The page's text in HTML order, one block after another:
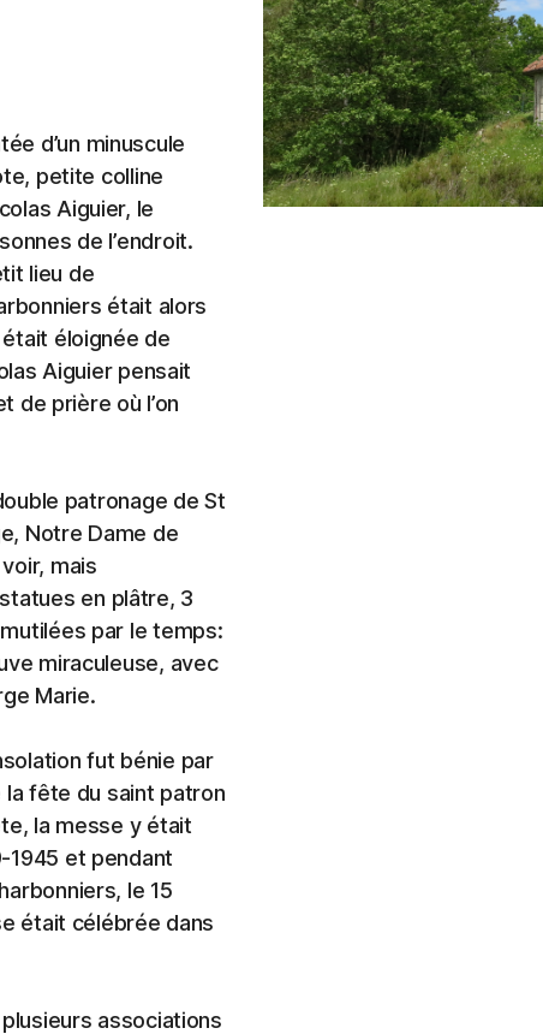
d’un minuscule
petite colline
Aiguier, le
de l’endroit.
lieu de
était alors
éloignée de
Aiguier pensait
de prière où l’on
patronage de St
Notre Dame de
mais
en plâtre, 3
par le temps:
miraculeuse, avec
Marie.
fut bénie par
la fête du saint patron
la messe y était
1945 et pendant
le 15
était célébrée dans
associations